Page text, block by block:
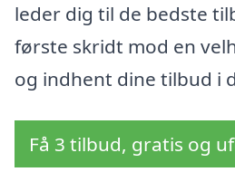
leder dig til de bedste
første skridt mod en
og indhent dine tilbud i
Få 3 tilbud, gratis og